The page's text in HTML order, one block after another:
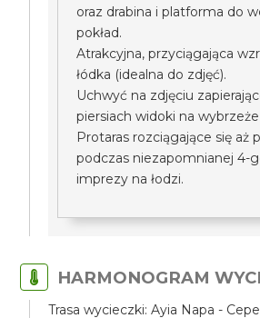
oraz drabina i platforma do
pokład.
Atrakcyjna, przyciągająca
łódka (idealna do zdjęć).
Uchwyć na zdjęciu
piersiach widoki na
Protaras rozciągające się aż
podczas niezapomnianej 4-
imprezy na łodzi.
HARMONOGRAM
Trasa wycieczki: Ayia Napa -